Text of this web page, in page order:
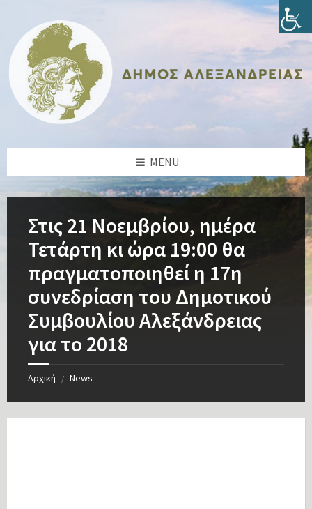
content
sidebar
sidebar
footer
MENU
Στις 21 Νοεμβρίου, ημέρα
Τετάρτη κι ώρα 19:00 θα
πραγματοποιηθεί η 17η
συνεδρίαση του Δημοτικού
Συμβουλίου Αλεξάνδρειας
για το 2018
Αρχική / News